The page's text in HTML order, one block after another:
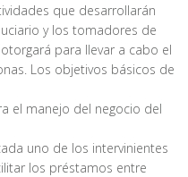
que desarrollarán
y los tomadores de
para llevar a cabo el
Los objetivos básicos de
el manejo del negocio del
uno de los intervinientes
los préstamos entre